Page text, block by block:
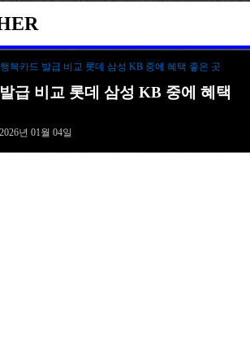
복카드 발급 비교 롯데 삼성 KB 중에 혜택 좋은 곳
급 비교 롯데 삼성 KB 중에 혜택
년 01월 04일